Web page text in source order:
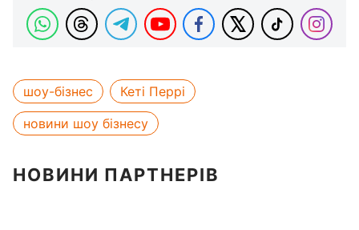
шоу-бізнес
Кеті Перрі
новини шоу бізнесу
НОВИНИ ПАРТНЕРІВ